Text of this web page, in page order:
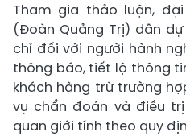
Tham gia thảo luận,
(Đoàn Quảng Trị) dẫn
chỉ đối với người hành
thông báo, tiết lộ thông
khách hàng trừ trường
vụ chẩn đoán và điều
quan giới tính theo quy